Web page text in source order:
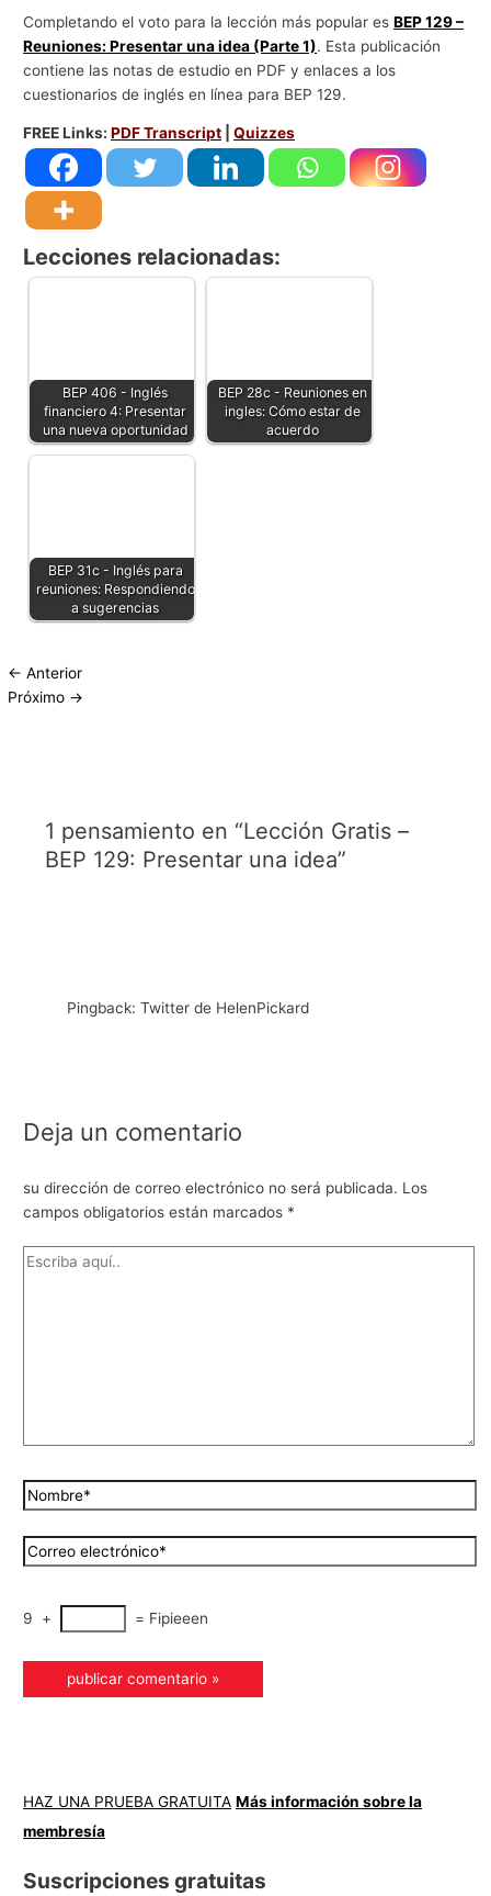
Completando el voto para la lección más popular esBEP 129 –
Reuniones: Presentar una idea (Parte 1). Esta publicación
contiene las notas de estudio en PDF y enlaces a los
cuestionarios de inglés en línea para BEP 129.
FREE Links:PDF Transcript |Quizzes
Lecciones relacionadas:
BEP 406 - Inglés
financiero 4: Presentar
una nueva oportunidad
BEP 28c - Reuniones en
ingles: Cómo estar de
acuerdo
BEP 31c - Inglés para
reuniones: Respondiendo
a sugerencias
← Anterior
Próximo →
1 pensamiento en “Lección Gratis –
BEP 129: Presentar una idea”
Pingback: Twitter de HelenPickard
Deja un comentario
su dirección de correo electrónico no será publicada. Los
campos obligatorios están marcados *
9 + = Fipieeen
HAZ UNA PRUEBA GRATUITA Más información sobre la
membresía
Suscripciones gratuitas
g
o
o
s